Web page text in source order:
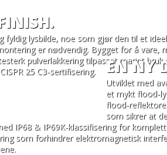
fyldig lysbilde, noe som gjør den til et
er nødvendig. Bygget for å vare,
pulverlakkering tilpasset marint bruk
25 C3-sertifisering.
EN NY
Utviklet med
et mykt flood-
flood-
som sikrer at
IP68 & IP69K-klassifisering for komplett
som forhindrer elektromagnetisk